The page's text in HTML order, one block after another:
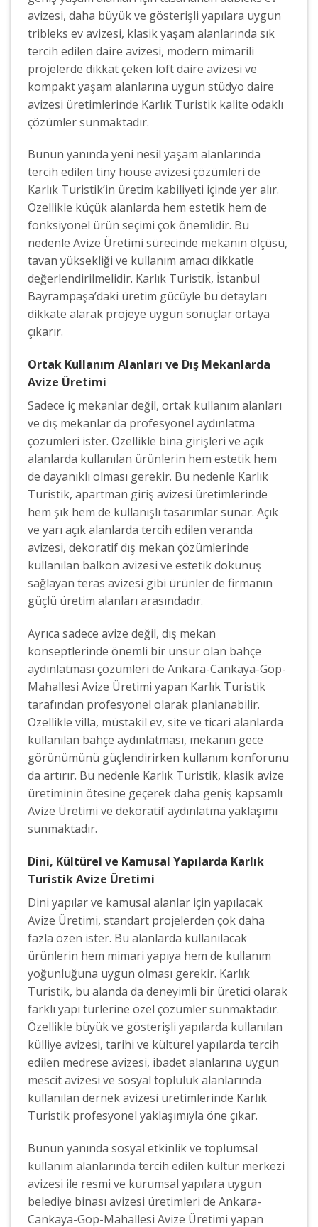
avizesi, daha büyük ve gösterişli yapılara uygun
tribleks ev avizesi, klasik yaşam alanlarında sık
tercih edilen daire avizesi, modern mimarili
projelerde dikkat çeken loft daire avizesi ve
kompakt yaşam alanlarına uygun stüdyo daire
avizesi üretimlerinde Karlık Turistik kalite odaklı
çözümler sunmaktadır.
Bunun yanında yeni nesil yaşam alanlarında
tercih edilen tiny house avizesi çözümleri de
Karlık Turistik’in üretim kabiliyeti içinde yer alır.
Özellikle küçük alanlarda hem estetik hem de
fonksiyonel ürün seçimi çok önemlidir. Bu
nedenle Avize Üretimi sürecinde mekanın ölçüsü,
tavan yüksekliği ve kullanım amacı dikkatle
değerlendirilmelidir. Karlık Turistik, İstanbul
Bayrampaşa’daki üretim gücüyle bu detayları
dikkate alarak projeye uygun sonuçlar ortaya
çıkarır.
Ortak Kullanım Alanları ve Dış Mekanlarda
Avize Üretimi
Sadece iç mekanlar değil, ortak kullanım alanları
ve dış mekanlar da profesyonel aydınlatma
çözümleri ister. Özellikle bina girişleri ve açık
alanlarda kullanılan ürünlerin hem estetik hem
de dayanıklı olması gerekir. Bu nedenle Karlık
Turistik, apartman giriş avizesi üretimlerinde
hem şık hem de kullanışlı tasarımlar sunar. Açık
ve yarı açık alanlarda tercih edilen veranda
avizesi, dekoratif dış mekan çözümlerinde
kullanılan balkon avizesi ve estetik dokunuş
sağlayan teras avizesi gibi ürünler de firmanın
güçlü üretim alanları arasındadır.
Ayrıca sadece avize değil, dış mekan
konseptlerinde önemli bir unsur olan bahçe
aydınlatması çözümleri de Ankara-Cankaya-Gop-
Mahallesi Avize Üretimi yapan Karlık Turistik
tarafından profesyonel olarak planlanabilir.
Özellikle villa, müstakil ev, site ve ticari alanlarda
kullanılan bahçe aydınlatması, mekanın gece
görünümünü güçlendirirken kullanım konforunu
da artırır. Bu nedenle Karlık Turistik, klasik avize
üretiminin ötesine geçerek daha geniş kapsamlı
Avize Üretimi ve dekoratif aydınlatma yaklaşımı
sunmaktadır.
Dini, Kültürel ve Kamusal Yapılarda Karlık
Turistik Avize Üretimi
Dini yapılar ve kamusal alanlar için yapılacak
Avize Üretimi, standart projelerden çok daha
fazla özen ister. Bu alanlarda kullanılacak
ürünlerin hem mimari yapıya hem de kullanım
yoğunluğuna uygun olması gerekir. Karlık
Turistik, bu alanda da deneyimli bir üretici olarak
farklı yapı türlerine özel çözümler sunmaktadır.
Özellikle büyük ve gösterişli yapılarda kullanılan
külliye avizesi, tarihi ve kültürel yapılarda tercih
edilen medrese avizesi, ibadet alanlarına uygun
mescit avizesi ve sosyal topluluk alanlarında
kullanılan dernek avizesi üretimlerinde Karlık
Turistik profesyonel yaklaşımıyla öne çıkar.
Bunun yanında sosyal etkinlik ve toplumsal
kullanım alanlarında tercih edilen kültür merkezi
avizesi ile resmi ve kurumsal yapılara uygun
belediye binası avizesi üretimleri de Ankara-
Cankaya-Gop-Mahallesi Avize Üretimi yapan